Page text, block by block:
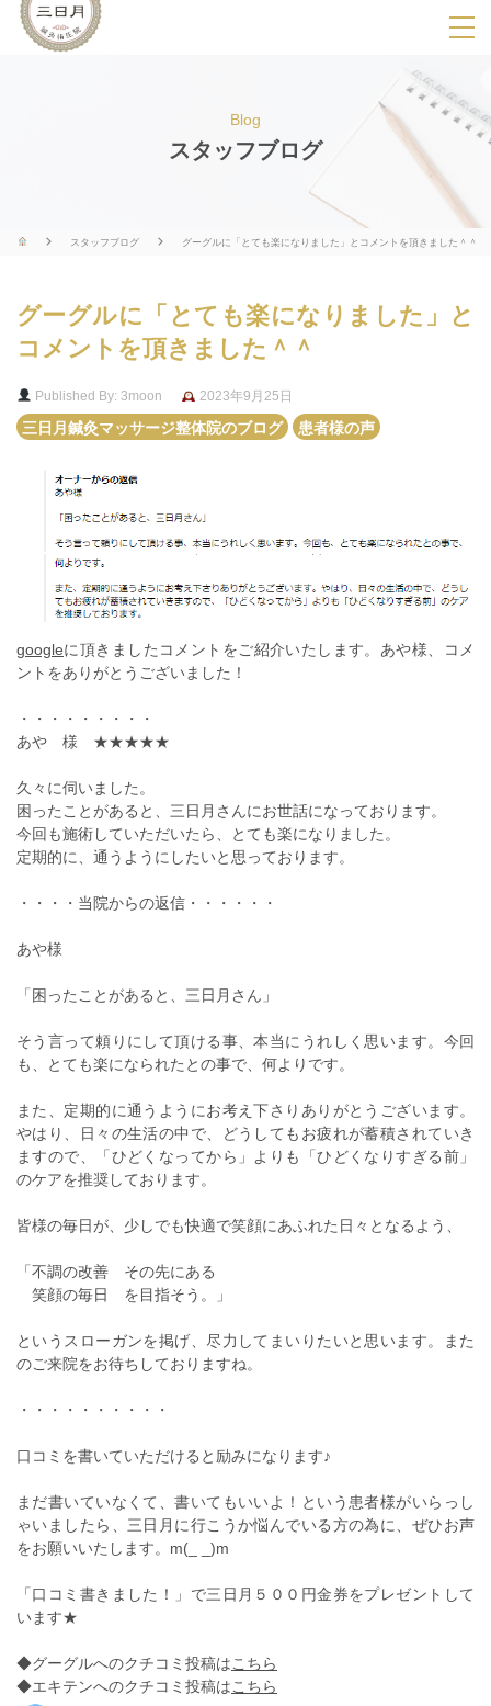
SPメニ
ー
展
用
ボ
Blog
スタッフブログ
スタッフブログ グーグルに「とても楽になりました」とコメントを頂きました＾＾
グーグルに「とても楽になりました」と
コメントを頂きました＾＾
Published By: 3moon
2023年9月25日
三日月鍼灸マッサージ整体院のブログ
患者様の声
googleに頂きましたコメントをご紹介いたします。あや様、コメ
ントをありがとうございました！
・・・・・・・・・
あや 様 ★★★★★
久々に伺いました。
困ったことがあると、三日月さんにお世話になっております。
今回も施術していただいたら、とても楽になりました。
定期的に、通うようにしたいと思っております。
・・・・当院からの返信・・・・・・
あや様
「困ったことがあると、三日月さん」
そう言って頼りにして頂ける事、本当にうれしく思います。今回
も、とても楽になられたとの事で、何よりです。
また、定期的に通うようにお考え下さりありがとうございます。
やはり、日々の生活の中で、どうしてもお疲れが蓄積されていき
ますので、「ひどくなってから」よりも「ひどくなりすぎる前」
のケアを推奨しております。
皆様の毎日が、少しでも快適で笑顔にあふれた日々となるよう、
「不調の改善 その先にある
笑顔の毎日 を目指そう。」
というスローガンを掲げ、尽力してまいりたいと思います。また
のご来院をお待ちしておりますね。
・・・・・・・・・・
口コミを書いていただけると励みになります♪
まだ書いていなくて、書いてもいいよ！という患者様がいらっし
ゃいましたら、三日月に行こうか悩んでいる方の為に、ぜひお声
をお願いいたします。m(_ _)m
「口コミ書きました！」で三日月５００円金券をプレゼントして
います★
◆グーグルへのクチコミ投稿はこちら
◆エキテンへのクチコミ投稿はこちら